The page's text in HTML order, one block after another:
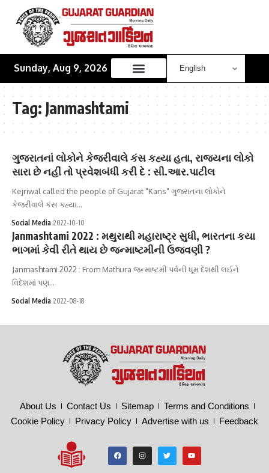
Sunday, Aug 9, 2026
Tag: Janmashtami
ગુજરાતનાં લોકોને કેજરીવાલે કંસ કહ્યા હતા, રાજ્યના લોકો
સારા છે નહીં તો પ્રવેશબંધી કરી દે : સી.આર.પાટીલ
Kejriwal called the people of Gujarat "Kans" ગુજરાતના લોકોને
કેજરીવાલે કંસ કહ્યા…
Social Media 2022-10-10
Janmashtami 2022 : મથુરાથી મહારાષ્ટ્ર સુધી, ભારતના કયા
ભાગમાં કેવી રીતે થાય છે જન્માષ્ટમીની ઉજવણી ?
Janmashtami 2022 : From Mathura જન્માષ્ટમી પર્વની ધૂમ દેશથી લઈને
વિદેશમાં પણ…
Social Media 2022-08-18
About Us Contact Us Sitemap
Terms and Conditions
Cookie Policy
Privacy Policy Advertise with us Feedback